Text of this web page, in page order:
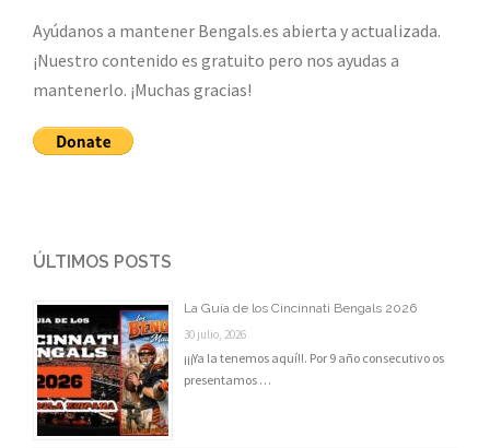
Ayúdanos a mantener Bengals.es abierta y actualizada.
¡Nuestro contenido es gratuito pero nos ayudas a
mantenerlo. ¡Muchas gracias!
ÚLTIMOS POSTS
La Guía de los Cincinnati Bengals 2026
30 julio, 2026
¡¡¡Ya la tenemos aquí!!. Por 9 año consecutivo os
presentamos …